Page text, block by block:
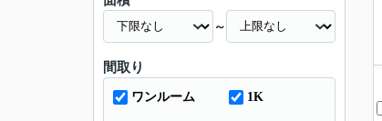
～
間取り
ワンルーム 1K